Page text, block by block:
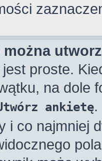
proste.
na dole
ankietę.
i co najmniej